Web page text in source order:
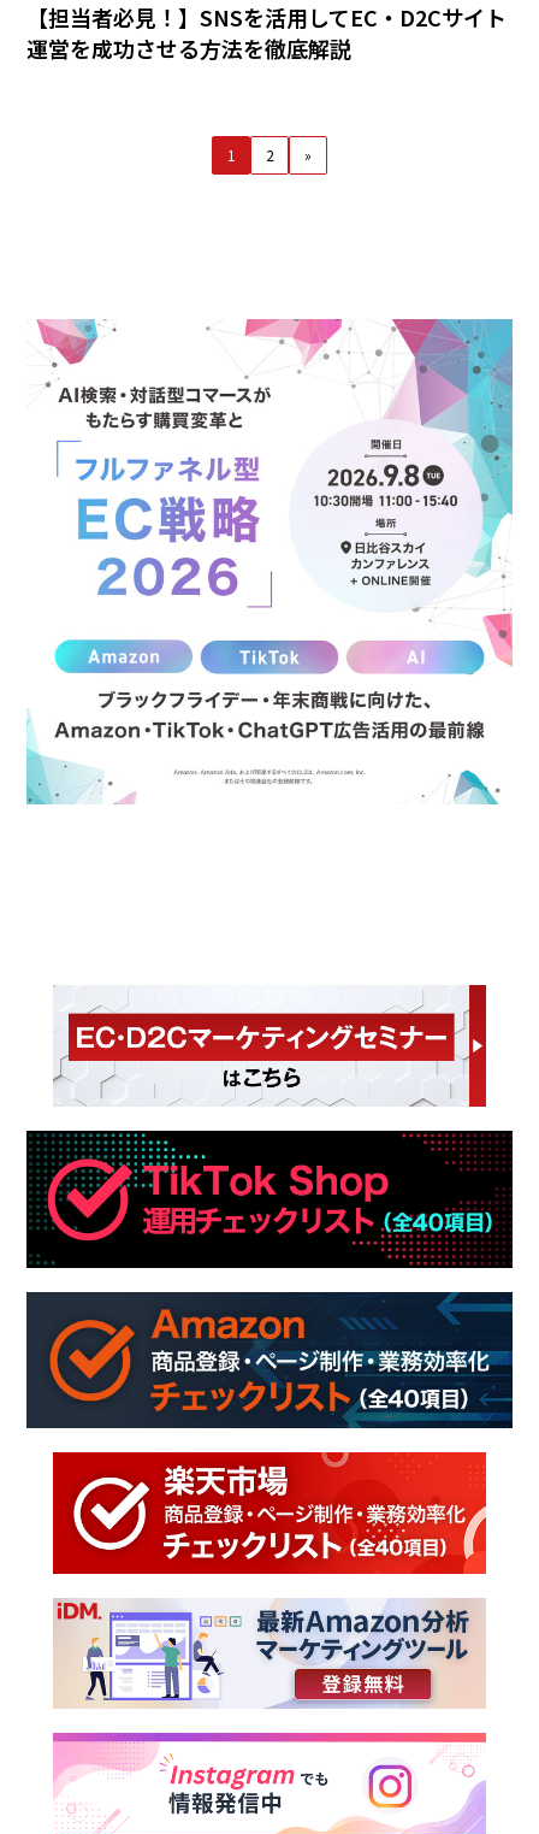
【担当者必見！】SNSを活用してEC・D2Cサイト
運営を成功させる方法を徹底解説
1 2 »